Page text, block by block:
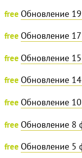
free Обновление
free Обновление
free Обновление
free Обновление
free Обновление
free Обновление 8
free Обновление 5